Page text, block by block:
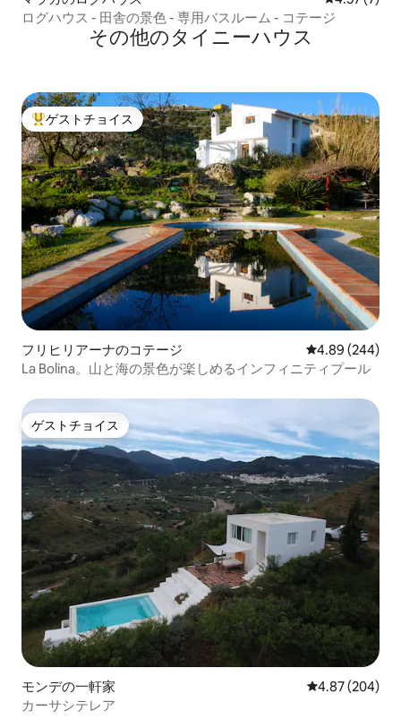
ログハウス - 田舎の景色 - 専用バスルーム - コテージ
その他のタイニーハウス
大好評のゲストチョイスです。
ゲストチョイス
フリヒリアーナのコテージ レビュー244
4.89 (244)
La Bolina。山と海の景色が楽しめるインフィニティプール
ゲストチョイス
ゲストチョイス
モンデの一軒家 レビュー204
4.87 (204)
カーサシテレア